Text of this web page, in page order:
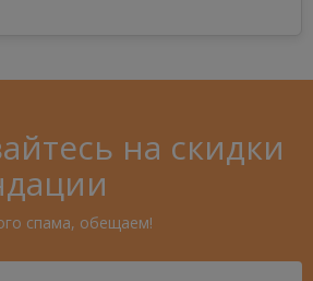
на скидки
спама, обещаем!